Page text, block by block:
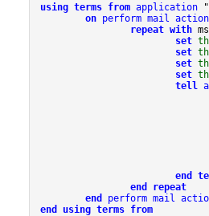
using terms from application
on perform mail action
repeat with
set
set
set
set
tell
end
end repeat
end
perform mail
end using terms from